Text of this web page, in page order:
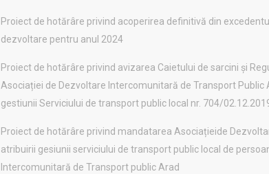
Proiect de hotărâre privind acoperirea definitivă din
dezvoltare pentru anul 2024
Proiect de hotărâre privind avizarea Caietului de sarcini și
Asociației de Dezvoltare Intercomunitară de Transport
gestiunii Serviciului de transport public local nr. 704/
Proiect de hotărâre privind mandatarea Asociațieide
atribuirii gesiunii serviciului de transport public local de
Intercomunitară de Transport public Arad